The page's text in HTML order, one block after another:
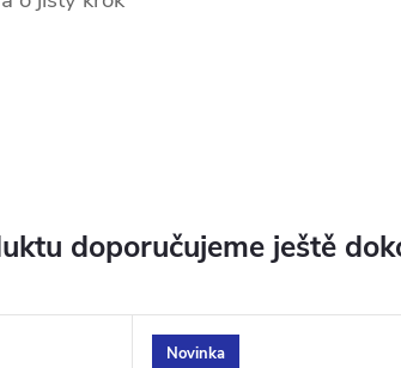
doporučujeme ještě
Novinka